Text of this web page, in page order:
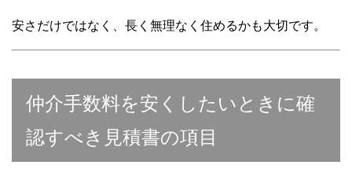
安さだけではなく、長く無理なく住めるかも大切です。
仲介手数料を安くしたいときに確
認すべき見積書の項目